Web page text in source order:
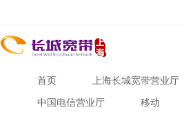
首页 上海长城宽带营业厅
中国电信营业厅 移动